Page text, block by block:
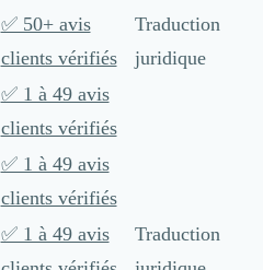
✅ 50+ avis
clients vérifiés
Traduction
juridique
✅ 1 à 49 avis
clients vérifiés
✅ 1 à 49 avis
clients vérifiés
✅ 1 à 49 avis
Traduction